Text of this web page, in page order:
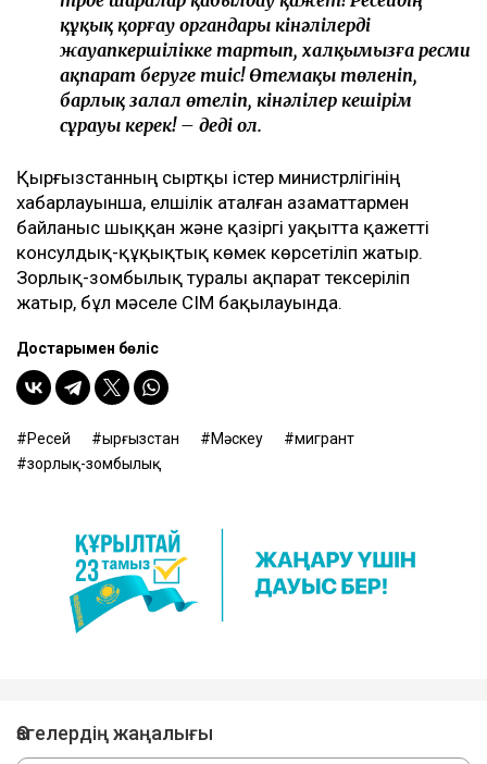
құқық қорғау органдары кінәлілерді
жауапкершілікке тартып, халқымызға ресми
ақпарат беруге тиіс! Өтемақы төленіп,
барлық залал өтеліп, кінәлілер кешірім
сұрауы керек! – деді ол.
Қырғызстанның сыртқы істер министрлігінің
хабарлауынша, елшілік аталған азаматтармен
байланыс шыққан және қазіргі уақытта қажетті
консулдық-құқықтық көмек көрсетіліп жатыр.
Зорлық-зомбылық туралы ақпарат тексеріліп
жатыр, бұл мәселе СІМ бақылауында.
Достарыңмен бөліс
Ресей Қырғызстан Мәскеу
мигрант
зорлық-зомбылық